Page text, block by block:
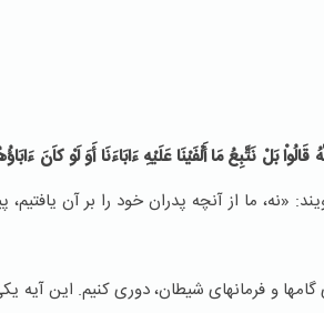
قَالُواْ بَلْ نَتَّبِعُ مَا أَلْفَيْنَا عَلَيْهِ ءَابَاءَنَا أَوَ لَوْ كاَنَ
ما از آنچه پدران خود را بر آن يافتيم،
و فرمان‏هاى شيطان، دورى كنيم. اين آيه